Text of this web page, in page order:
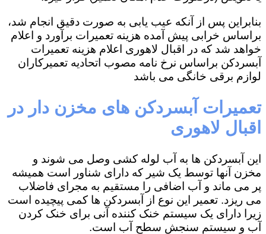
بنابراین پس از آنکه عیب یابی به صورت دقیق انجام شد،
براساس خرابی پیش آمده هزینه تعمیرات برآورد و اعلام
خواهد شد که در اقبال لاهوری اعلام هزینه تعمیرات
آبسردکن براساس نرخ نامه مصوب اتحادیه تعمیرکاران
لوازم برقی خانگی می باشد
تعمیرات آبسردکن های مخزن دار در
اقبال لاهوری
این آبسردکن ها به آب لوله کشی وصل می شوند و
مخزن آنها توسط یک شیر که دارای شناور است همیشه
پر می ماند و آب اضافی را مستقیم به مجرای فاضلاب
می ریزد. تعمیر این نوع از آبسردکن ها کمی پیچیده است
زیرا دارای یک سیستم خنک کننده آنی برای خنک کردن
آب و سیستم سنجش سطح آب است.